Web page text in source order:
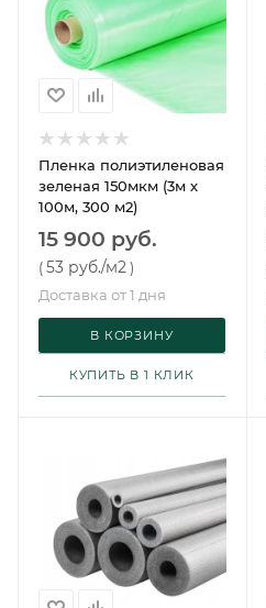
Пленка полиэтиленовая
зеленая 150мкм (3м х
100м, 300 м2)
15 900 руб.
(53 руб./м2 )
Доставка от 1 дня
В КОРЗИНУ
КУПИТЬ В 1 КЛИК